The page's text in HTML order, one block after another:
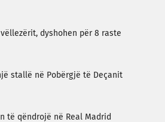
dyshohen për 8 raste
stallë në Pobërgjë të Deçanit
të qëndrojë në Real Madrid